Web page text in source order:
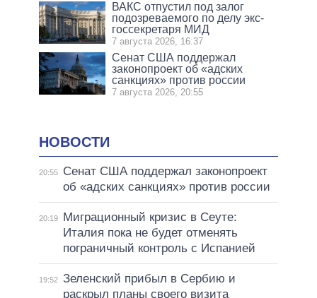
ВАКС отпустил под залог
подозреваемого по делу экс-
госсекретаря МИД
7 августа 2026, 16:37
Сенат США поддержал
законопроект об «адских
санкциях» против россии
7 августа 2026, 20:55
НОВОСТИ
20:55
Сенат США поддержал законопроект
об «адских санкциях» против россии
20:19
Миграционный кризис в Сеуте:
Италия пока не будет отменять
пограничный контроль с Испанией
19:52 Зеленский прибыл в Сербию и
раскрыл планы своего визита